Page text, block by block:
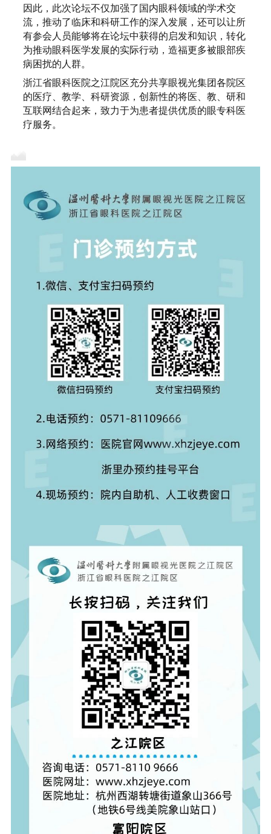
因此，此次论坛不仅加强了国内眼科领域的学术交
流，推动了临床和科研工作的深入发展，还可以让所
有参会人员能够将在论坛中获得的启发和知识，转化
为推动眼科医学发展的实际行动，造福更多被眼部疾
病困扰的人群。
浙江省眼科医院之江院区充分共享眼视光集团各院区
的医疗、教学、科研资源，创新性的将医、教、研和
互联网结合起来，致力于为患者提供优质的眼专科医
疗服务。